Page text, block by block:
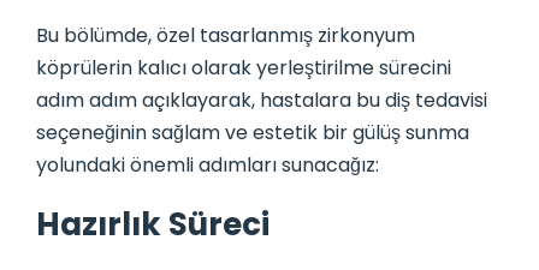
Bu bölümde, özel tasarlanmış zirkonyum
köprülerin kalıcı olarak yerleştirilme sürecini
adım adım açıklayarak, hastalara bu diş tedavisi
seçeneğinin sağlam ve estetik bir gülüş sunma
yolundaki önemli adımları sunacağız:
Hazırlık Süreci